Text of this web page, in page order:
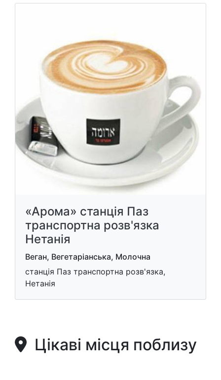
«Арома» станція Паз
транспортна розв'язка
Нетанія
Веган, Вегетаріанська, Молочна
станція Паз транспортна розв'язка,
Нетанія
Цікаві місця поблизу